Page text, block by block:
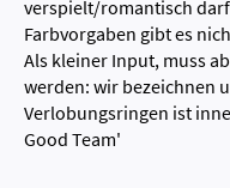
verspielt/romantisch
Farbvorgaben gibt es
Als kleiner Input, muss
werden: wir bezeichnen
Verlobungsringen ist
Good Team'